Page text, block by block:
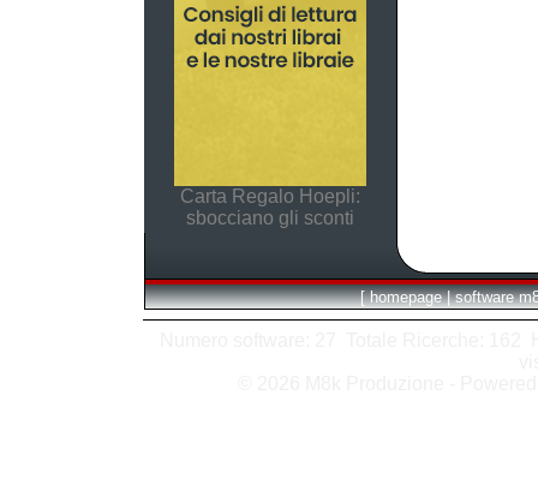
Carta Regalo Hoepli:
sbocciano gli sconti
[ homepage | software